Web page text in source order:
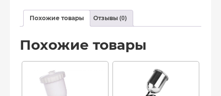
Похожие товары Отзывы (0)
Похожие товары